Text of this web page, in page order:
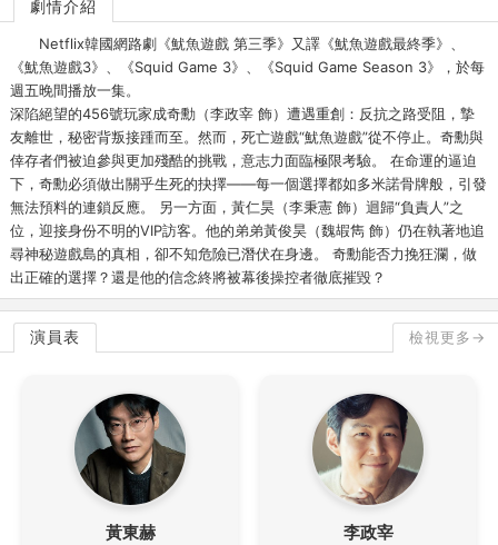
劇情介紹
Netflix韓國網路劇《魷魚遊戲 第三季》又譯《魷魚遊戲最終季》、
《魷魚遊戲3》、《Squid Game 3》、《Squid Game Season 3》，於每
週五晚間播放一集。
深陷絕望的456號玩家成奇勳（李政宰 飾）遭遇重創：反抗之路受阻，摯
友離世，秘密背叛接踵而至。然而，死亡遊戲“魷魚遊戲”從不停止。奇勳與
倖存者們被迫參與更加殘酷的挑戰，意志力面臨極限考驗。 在命運的逼迫
下，奇勳必須做出關乎生死的抉擇——每一個選擇都如多米諾骨牌般，引發
無法預料的連鎖反應。 另一方面，黃仁昊（李秉憲 飾）迴歸“負責人”之
位，迎接身份不明的VIP訪客。他的弟弟黃俊昊（魏嘏雋 飾）仍在執著地追
尋神秘遊戲島的真相，卻不知危險已潛伏在身邊。 奇勳能否力挽狂瀾，做
出正確的選擇？還是他的信念終將被幕後操控者徹底摧毀？
演員表 檢視更多→
黃東赫 李政宰